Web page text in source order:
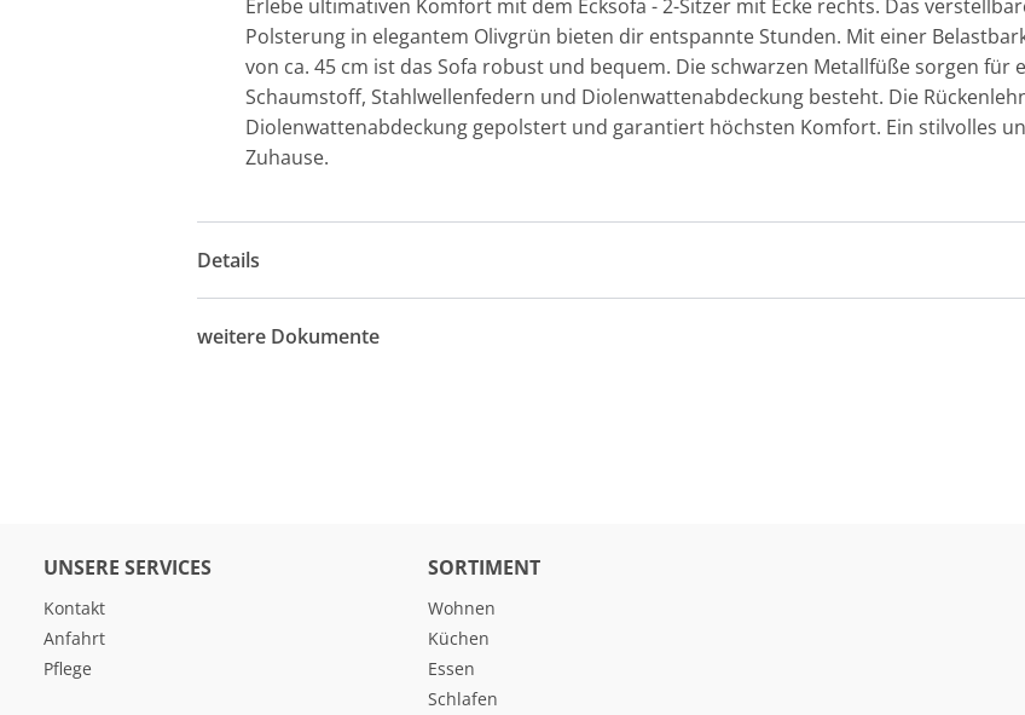
Erlebe ultimativen Komfort mit dem Ecksofa - 2-Sitzer mit Ecke rechts. Das
Polsterung in elegantem Olivgrün bieten dir entspannte Stunden. Mit einer
von ca. 45 cm ist das Sofa robust und bequem. Die schwarzen Metallfüße sorgen für
Schaumstoff, Stahlwellenfedern und Diolenwattenabdeckung besteht. Die
Diolenwattenabdeckung gepolstert und garantiert höchsten Komfort. Ein stilvolles
Zuhause.
Details
weitere Dokumente
UNSERE SERVICES
Kontakt
Anfahrt
Pflege
SORTIMENT
Wohnen
Küchen
Essen
Schlafen